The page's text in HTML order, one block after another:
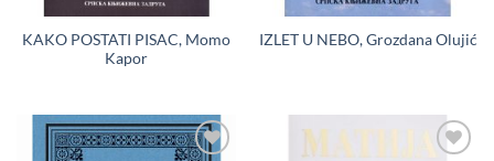
KAKO POSTATI PISAC, Momo
Kapor
IZLET U NEBO, Grozdana Olujić